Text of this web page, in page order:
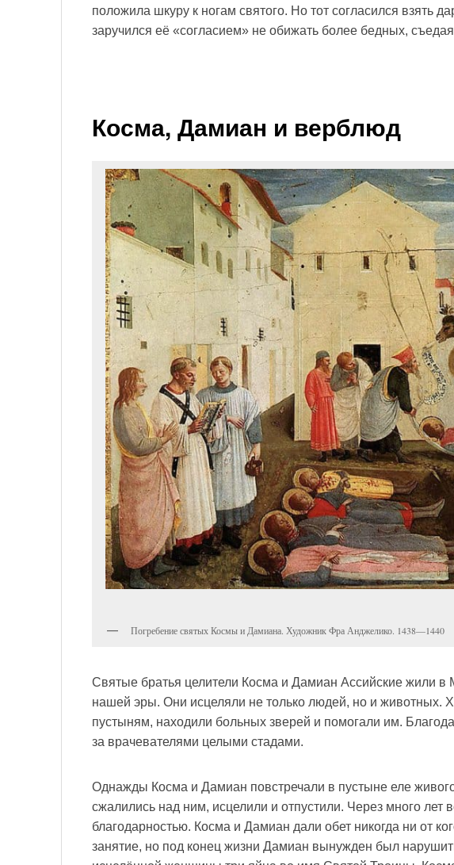
положила шкуру к ногам святого. Но тот согласился взять
заручился её «согласием» не обижать более бедных,
Косма, Дамиан и верблюд
Погребение святых Космы и Дамиана. Художник Фра Анджелико. 1438—1440
Святые братья целители Косма и Дамиан Ассийские жили в
нашей эры. Они исцеляли не только людей, но и животных.
пустыням, находили больных зверей и помогали им.
за врачевателями целыми стадами.
Однажды Косма и Дамиан повстречали в пустыне еле
сжалились над ним, исцелили и отпустили. Через много лет
благодарностью. Косма и Дамиан дали обет никогда ни от
занятие, но под конец жизни Дамиан вынужден был